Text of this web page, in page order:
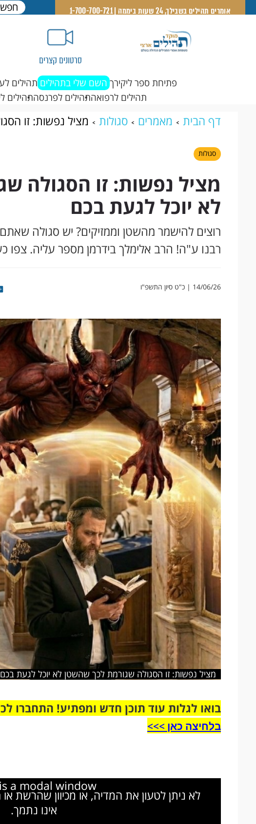
אומרים תהילים בשבילך, 24 שעות ביממה | 1-700-700-721
סרטונים קצרים
פתיחת ספר ליקירך השם שלי בתהילים תהילים
תהילים לרפואהתהילים לפרנסהתהילים
דף הבית מאמרים סגולות
מציל נפשות: זו
לגעת בכם
סגולות
מציל נפשות: זו הסגולה
לא יוכל לגעת בכם
רוצים להישמר מהשטן וממזיקים? יש סגולה
רבנו ע"ה! הרב אלימלך בידרמן מספר עליה. צפו
14/06/26 | כ"ט סיון התשפ"ו
מציל נפשות: זו הסגולה שגורמת לכך שהשטן לא יוכל לגעת בכם
בואו לגלות עוד תוכן חדש ומפתיע! התחברו
בלחיצה כאן >>>​
a modal window.
לא ניתן לטעון את המדיה, או מכיוון שהרשת
אינו נתמך.